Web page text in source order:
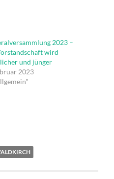
2023 –
wird
und jünger
2023